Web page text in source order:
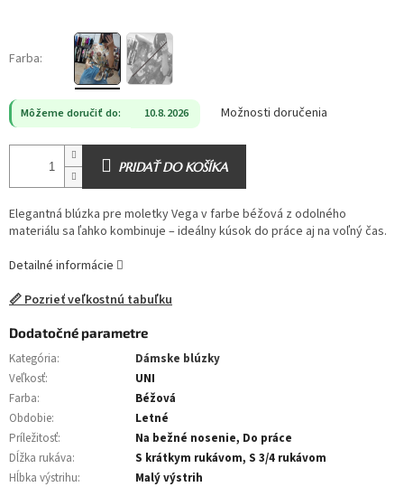
Farba:
Môžeme doručiť do: 10.8.2026 Možnosti doručenia
PRIDAŤ DO KOŠÍKA
Elegantná blúzka pre moletky Vega v farbe béžová z odolného
materiálu sa ľahko kombinuje – ideálny kúsok do práce aj na voľný čas.
Detailné informácie
📏 Pozrieť veľkostnú tabuľku
Dodatočné parametre
Kategória:
Dámske blúzky
Veľkosť:
UNI
Farba:
Béžová
Obdobie:
Letné
Príležitosť:
Na bežné nosenie, Do práce
Dĺžka rukáva:
S krátkym rukávom, S 3/4 rukávom
Hĺbka výstrihu:
Malý výstrih